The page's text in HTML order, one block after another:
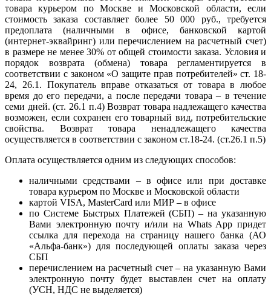
товара курьером по Москве и Московской области, если
стоимость заказа составляет более 50 000 руб., требуется
предоплата (наличными в офисе, банковской картой
(интернет-эквайринг) или перечислением на расчетный счет)
в размере не менее 30% от общей стоимости заказа. Условия и
порядок возврата (обмена) товара регламентируется в
соответствии с законом «О защите прав потребителей» ст. 18-
24, 26.1. Покупатель вправе отказаться от товара в любое
время до его передачи, а после передачи товара – в течение
семи дней. (ст. 26.1 п.4) Возврат товара надлежащего качества
возможен, если сохранен его товарный вид, потребительские
свойства. Возврат товара ненадлежащего качества
осуществляется в соответствии с законом ст.18-24. (ст.26.1 п.5)
Оплата осуществляется одним из следующих способов:
наличными средствами – в офисе или при доставке
товара курьером по Москве и Московской области
картой VISA, MasterCard или МИР – в офисе
по Системе Быстрых Платежей (СБП) – на указанную
Вами электронную почту и/или на Whats App придет
ссылка для перехода на страницу нашего банка (АО
«Альфа-банк») для последующей оплаты заказа через
СБП
перечислением на расчетный счет – на указанную Вами
электронную почту будет выставлен счет на оплату
(УСН, НДС не выделяется)